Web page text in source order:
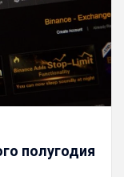
полугодия